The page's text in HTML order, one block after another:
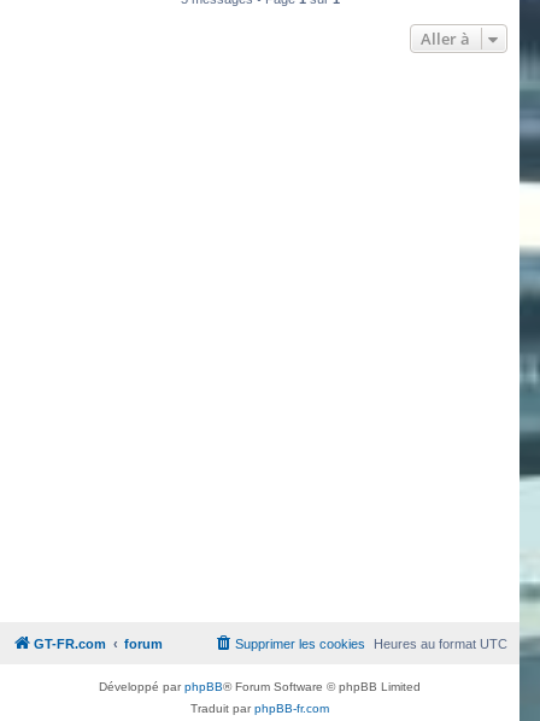
Aller à
GT-FR.com forum Heures au formatUTC
Supprimer les cookies
Développé parphpBB® Forum Software © phpBB Limited
Traduit parphpBB-fr.com